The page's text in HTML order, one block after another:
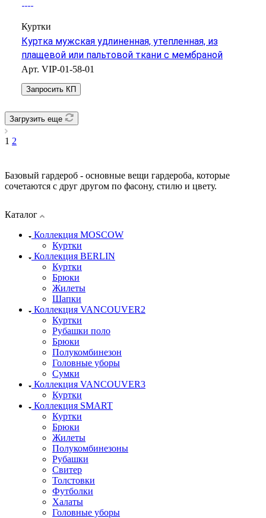
Куртки
Куртка мужская удлиненная, утепленная, из
плащевой или пальтовой ткани с мембраной
Арт. VIP-01-58-01
Запросить КП
Загрузить еще
1 2
Базовый гардероб - основные вещи гардероба, которые
сочетаются с друг другом по фасону, стилю и цвету.
Каталог
Коллекция MOSCOW
Куртки
Коллекция BERLIN
Куртки
Брюки
Жилеты
Шапки
Коллекция VANCOUVER2
Куртки
Рубашки поло
Брюки
Полукомбинезон
Головные уборы
Сумки
Коллекция VANCOUVER3
Куртки
Коллекция SMART
Куртки
Брюки
Жилеты
Полукомбинезоны
Рубашки
Свитер
Толстовки
Футболки
Халаты
Головные уборы